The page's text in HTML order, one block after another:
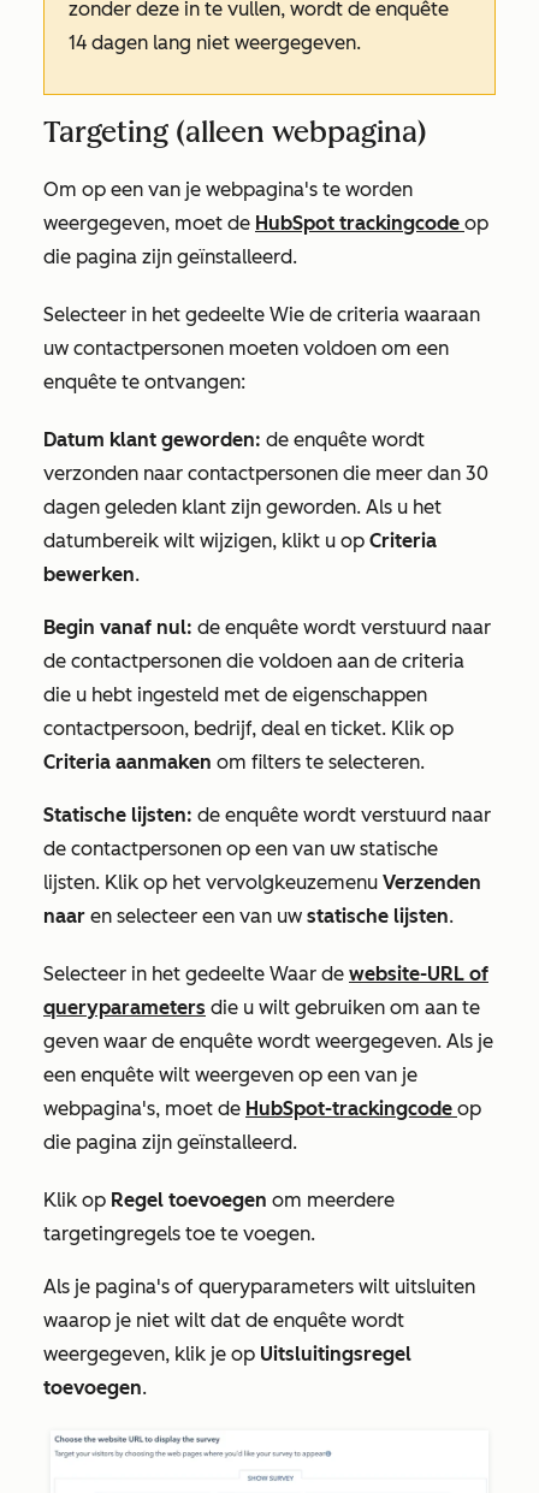
zonder deze in te vullen, wordt de enquête
14 dagen lang niet weergegeven.
Targeting (alleen webpagina)
Om op een van je webpagina's te worden
weergegeven, moet de HubSpot trackingcode op
die pagina zijn geïnstalleerd.
Selecteer in het gedeelte Wie de criteria waaraan
uw contactpersonen moeten voldoen om een
enquête te ontvangen:
Datum klant geworden: de enquête wordt
verzonden naar contactpersonen die meer dan 30
dagen geleden klant zijn geworden. Als u het
datumbereik wilt wijzigen, klikt u op Criteria
bewerken.
Begin vanaf nul: de enquête wordt verstuurd naar
de contactpersonen die voldoen aan de criteria
die u hebt ingesteld met de eigenschappen
contactpersoon, bedrijf, deal en ticket. Klik op
Criteria aanmaken om filters te selecteren.
Statische lijsten: de enquête wordt verstuurd naar
de contactpersonen op een van uw statische
lijsten. Klik op het vervolgkeuzemenu Verzenden
naar en selecteer een van uw statische lijsten.
Selecteer in het gedeelte Waar de website-URL of
queryparameters die u wilt gebruiken om aan te
geven waar de enquête wordt weergegeven. Als je
een enquête wilt weergeven op een van je
webpagina's, moet de HubSpot-trackingcode op
die pagina zijn geïnstalleerd.
Klik op Regel toevoegen om meerdere
targetingregels toe te voegen.
Als je pagina's of queryparameters wilt uitsluiten
waarop je niet wilt dat de enquête wordt
weergegeven, klik je op Uitsluitingsregel
toevoegen.